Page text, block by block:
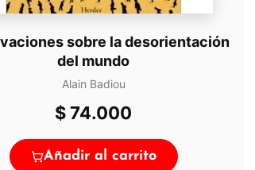
sobre la desorientación
del mundo
Alain Badiou
$74.000
Añadir al carrito